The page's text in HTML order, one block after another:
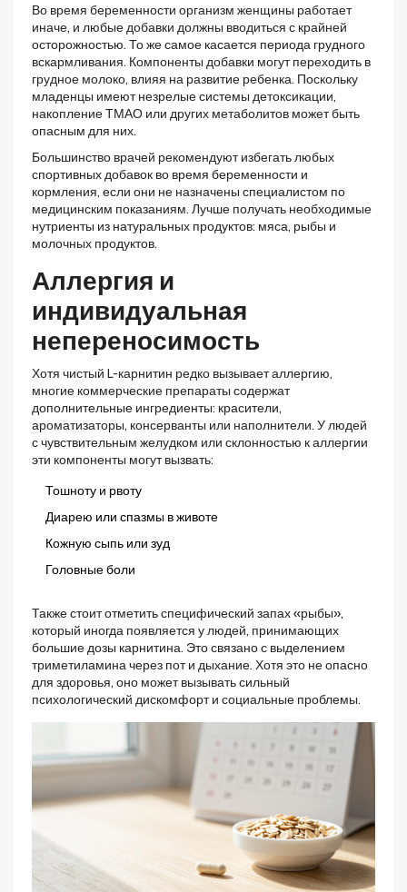
Во время беременности организм женщины работает
иначе, и любые добавки должны вводиться с крайней
осторожностью. То же самое касается периода грудного
вскармливания. Компоненты добавки могут переходить в
грудное молоко, влияя на развитие ребенка. Поскольку
младенцы имеют незрелые системы детоксикации,
накопление ТМАО или других метаболитов может быть
опасным для них.
Большинство врачей рекомендуют избегать любых
спортивных добавок во время беременности и
кормления, если они не назначены специалистом по
медицинским показаниям. Лучше получать необходимые
нутриенты из натуральных продуктов: мяса, рыбы и
молочных продуктов.
Аллергия и
индивидуальная
непереносимость
Хотя чистый L-карнитин редко вызывает аллергию,
многие коммерческие препараты содержат
дополнительные ингредиенты: красители,
ароматизаторы, консерванты или наполнители. У людей
с чувствительным желудком или склонностью к аллергии
эти компоненты могут вызвать:
Тошноту и рвоту
Диарею или спазмы в животе
Кожную сыпь или зуд
Головные боли
Также стоит отметить специфический запах «рыбы»,
который иногда появляется у людей, принимающих
большие дозы карнитина. Это связано с выделением
триметиламина через пот и дыхание. Хотя это не опасно
для здоровья, оно может вызывать сильный
психологический дискомфорт и социальные проблемы.